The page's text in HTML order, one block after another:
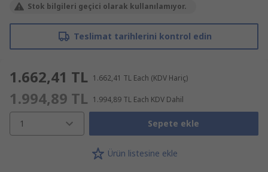
Stok bilgileri geçici olarak kullanılamıyor.
Teslimat tarihlerini kontrol edin
1.662,41 TL 1.662,41 TL Each (KDV Hariç)
1.994,89 TL 1.994,89 TL Each KDV Dahil
1 Sepete ekle
Ürün listesine ekle